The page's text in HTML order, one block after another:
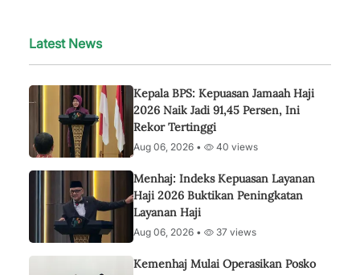
Latest News
Kepala BPS: Kepuasan Jamaah Haji
2026 Naik Jadi 91,45 Persen, Ini
Rekor Tertinggi
Aug 06, 2026 • 40 views
Menhaj: Indeks Kepuasan Layanan
Haji 2026 Buktikan Peningkatan
Layanan Haji
Aug 06, 2026 • 37 views
Kemenhaj Mulai Operasikan Posko